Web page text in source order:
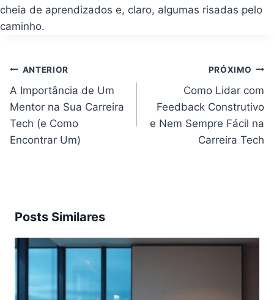
cheia de aprendizados e, claro, algumas risadas pelo
caminho.
Navegação
Post
ANTERIOR
A Importância de Um
Mentor na Sua Carreira
Tech (e Como
Encontrar Um)
PRÓXIMO
Como Lidar com
Feedback Construtivo
e Nem Sempre Fácil na
Carreira Tech
Posts Similares